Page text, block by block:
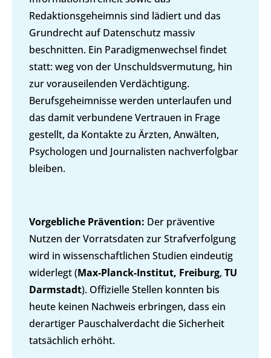
Redaktionsgeheimnis sind lädiert und das
Grundrecht auf Datenschutz massiv
beschnitten. Ein Paradigmenwechsel findet
statt: weg von der Unschuldsvermutung, hin
zur vorauseilenden Verdächtigung.
Berufsgeheimnisse werden unterlaufen und
das damit verbundene Vertrauen in Frage
gestellt, da Kontakte zu Ärzten, Anwälten,
Psychologen und Journalisten nachverfolgbar
bleiben.
Vorgebliche Prävention: Der präventive
Nutzen der Vorratsdaten zur Strafverfolgung
wird in wissenschaftlichen Studien eindeutig
widerlegt (Max-Planck-Institut, Freiburg, TU
Darmstadt). Offizielle Stellen konnten bis
heute keinen Nachweis erbringen, dass ein
derartiger Pauschalverdacht die Sicherheit
tatsächlich erhöht.